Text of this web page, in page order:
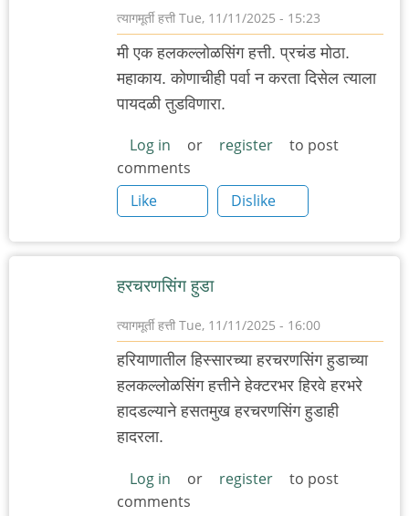
त्यागमूर्ती हत्ती Tue, 11/11/2025 - 15:23
मी एक हलकल्लोळसिंग हत्ती. प्रचंड मोठा.
महाकाय. कोणाचीही पर्वा न करता दिसेल त्याला
पायदळी तुडविणारा.
Log in or register
to post
comments
Like
Dislike
हरचरणसिंग हुडा
त्यागमूर्ती हत्ती Tue, 11/11/2025 - 16:00
हरियाणातील हिस्सारच्या हरचरणसिंग हुडाच्या
हलकल्लोळसिंग हत्तीने हेक्टरभर हिरवे हरभरे
हादडल्याने हसतमुख हरचरणसिंग हुडाही
हादरला.
Log in or register
to post
comments